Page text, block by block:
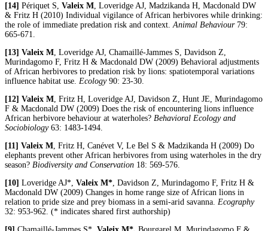
[14] Périquet S, Valeix M , Loveridge AJ, Madzikanda H, Macdonald DW
& Fritz H (2010) Individual vigilance of African herbivores while drinking:
the role of immediate predation risk and context. Animal Behaviour79:
665-671.
[13] Valeix M , Loveridge AJ, Chamaillé-Jammes S, Davidson Z,
Murindagomo F, Fritz H & Macdonald DW (2009) Behavioral adjustments
of African herbivores to predation risk by lions: spatiotemporal variations
influence habitat use. Ecology90: 23-30.
[12] Valeix M , Fritz H, Loveridge AJ, Davidson Z, Hunt JE, Murindagomo
F & Macdonald DW (2009) Does the risk of encountering lions influence
African herbivore behaviour at waterholes? Behavioral Ecology and
Sociobiology63: 1483-1494.
[11] Valeix M , Fritz H, Canévet V, Le Bel S & Madzikanda H (2009) Do
elephants prevent other African herbivores from using waterholes in the dry
season? Biodiversity and Conservation 18: 569-576.
[10] Loveridge AJ*, Valeix M* , Davidson Z, Murindagomo F, Fritz H &
Macdonald DW (2009) Changes in home range size of African lions in
relation to pride size and prey biomass in a semi-arid savanna. Ecography
32: 953-962. (* indicates shared first authorship)